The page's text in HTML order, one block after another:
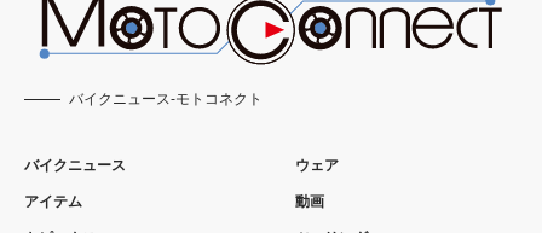
バイクニュース-モトコネクト
バイクニュース
アイテム
ウェア
動画